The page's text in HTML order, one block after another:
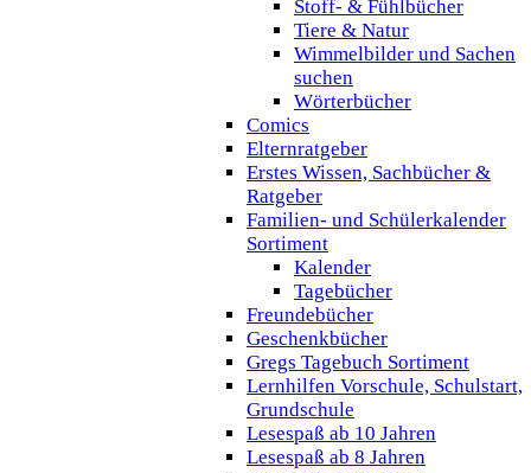
Stoff- & Fühlbücher
Tiere & Natur
Wimmelbilder und Sachen
suchen
Wörterbücher
Comics
Elternratgeber
Erstes Wissen, Sachbücher &
Ratgeber
Familien- und Schülerkalender
Sortiment
Kalender
Tagebücher
Freundebücher
Geschenkbücher
Gregs Tagebuch Sortiment
Lernhilfen Vorschule, Schulstart,
Grundschule
Lesespaß ab 10 Jahren
Lesespaß ab 8 Jahren